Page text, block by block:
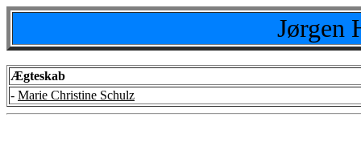
Jørgen
Ægteskab
- Marie Christine Schulz